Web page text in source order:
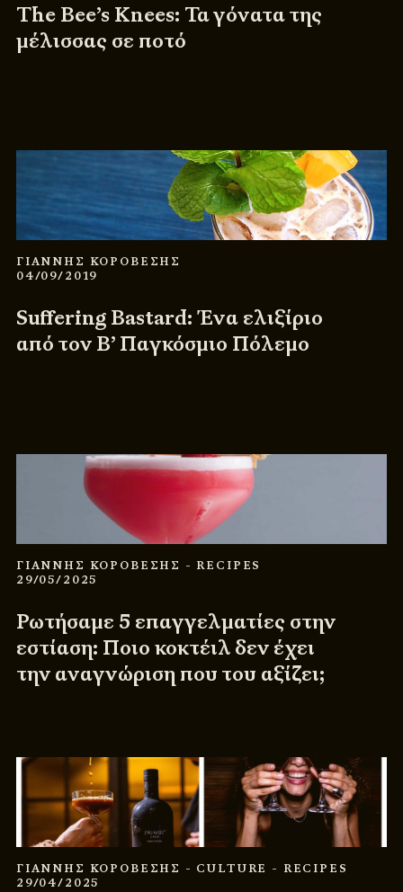
The Bee’s Knees: Τα γόνατα της
μέλισσας σε ποτό
ΓΙΑΝΝΗΣ ΚΟΡΟΒΕΣΗΣ
04/09/2019
Suffering Bastard: Ένα ελιξίριο
από τον Β’ Παγκόσμιο Πόλεμο
ΓΙΑΝΝΗΣ ΚΟΡΟΒΕΣΗΣ - RECIPES
29/05/2025
Ρωτήσαμε 5 επαγγελματίες στην
εστίαση: Ποιο κοκτέιλ δεν έχει
την αναγνώριση που του αξίζει;
ΓΙΑΝΝΗΣ ΚΟΡΟΒΕΣΗΣ - CULTURE - RECIPES
29/04/2025